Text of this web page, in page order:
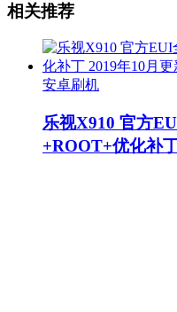
相关推荐
安卓刷机
乐视X910 官方
+ROOT+优化补